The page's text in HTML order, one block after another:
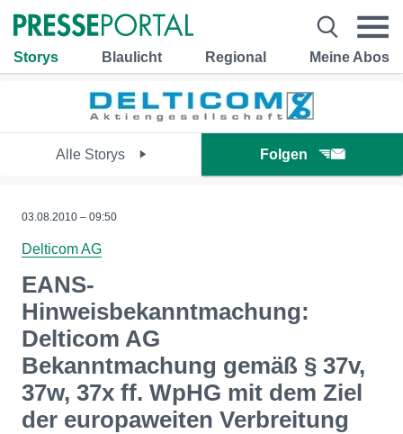
Storys Blaulicht Regional Meine Abos
Alle Storys Folgen
03.08.2010 – 09:50
Delticom AG
EANS-
Hinweisbekanntmachung:
Delticom AG
Bekanntmachung gemäß § 37v,
37w, 37x ff. WpHG mit dem Ziel
der europaweiten Verbreitung